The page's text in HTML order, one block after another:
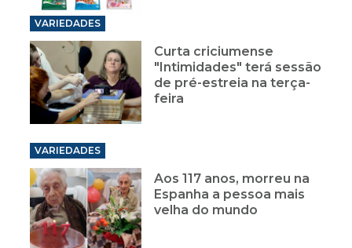
VARIEDADES
Curta criciumense
"Intimidades" terá sessão
de pré-estreia na terça-
feira
VARIEDADES
Aos 117 anos, morreu na
Espanha a pessoa mais
velha do mundo